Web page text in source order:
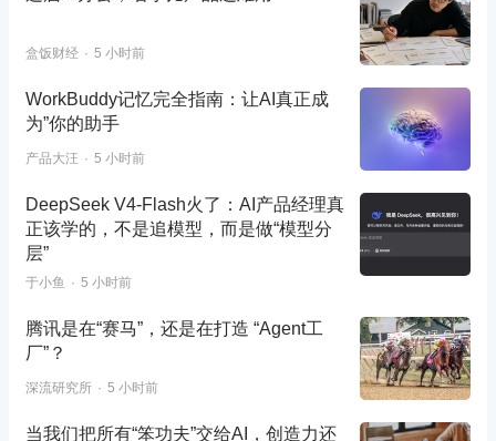
盒饭财经 5 小时前
WorkBuddy记忆完全指南：让AI真正成
为”你的助手
产品大汪 5 小时前
DeepSeek V4-Flash火了：AI产品经理真
正该学的，不是追模型，而是做“模型分
层”
于小鱼 5 小时前
腾讯是在“赛马”，还是在打造 “Agent工
厂”？
深流研究所 5 小时前
当我们把所有“笨功夫”交给AI，创造力还